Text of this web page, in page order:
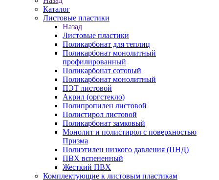
Каталог
Листовые пластики
Назад
Листовые пластики
Поликарбонат для теплиц
Поликарбонат монолитный
профилированный
Поликарбонат сотовый
Поликарбонат монолитный
ПЭТ листовой
Акрил (оргстекло)
Полипропилен листовой
Полистирол листовой
Поликарбонат замковый
Монолит и полистирол с поверхностью
Призма
Полиэтилен низкого давления (ПНД)
ПВХ вспененный
Жесткий ПВХ
Комплектующие к листовым пластикам